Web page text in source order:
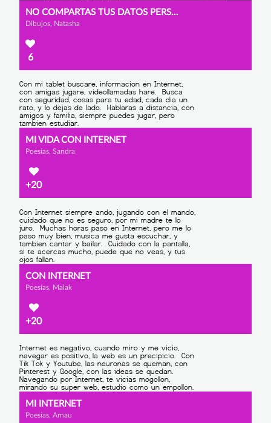
NO COMPARTAS TUS DATOS PERSONALES
Dibujos, Natasha
6
MI VIDA CON INTERNET
Poesías, Sandra
+20
CON INTERNET
Poesías, Malak
+20
MI INTERNET
Poesías, Arnau